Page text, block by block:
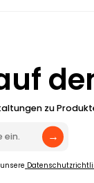
zu
→